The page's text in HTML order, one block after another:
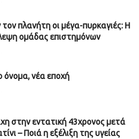
πλανήτη οι μέγα-πυρκαγιές: Η
ομάδας επιστημόνων
όνομα, νέα εποχή
στην εντατική 43χρονος μετά
– Ποιά η εξέλιξη της υγείας